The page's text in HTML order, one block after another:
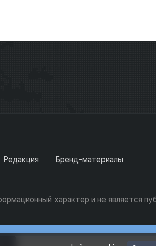
Редакция Бренд-материалы
характер и не